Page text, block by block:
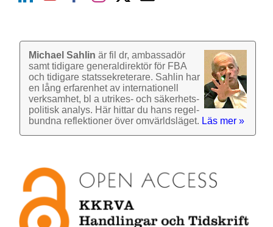
Michael Sahlin är fil dr, ambassadör
samt tidigare general­direktör för FBA
och tidigare stats­sekre­terare. Sahlin har
en lång erfarenhet av inter­nationell
verk­samhet, bl a utrikes- och säkerhets­
politisk analys. Här hittar du hans regel­
bundna reflek­tioner över omvärlds­läget. Läs mer »